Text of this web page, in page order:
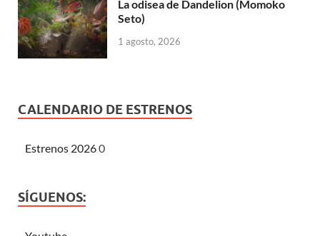
La odisea de Dandelion (Momoko
Seto)
1 agosto, 2026
CALENDARIO DE ESTRENOS
Estrenos 20260
SÍGUENOS: